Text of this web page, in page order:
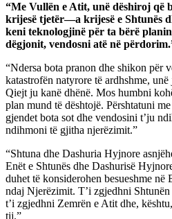
“Me Vullën e Atit, unë dëshiroj që
krijesë tjetër—a krijesë e Shtunës
keni teknologjinë për ta bërë
dëgjonit, vendosni atë në
“Ndersa bota pranon dhe shikon për
katastrofën natyrore të ardhshme,
Qiejt ju kanë dhënë. Mos humbni
plan mund të dështojë. Përshtatuni
gjendet bota sot dhe vendosini t’ju
ndihmoni të gjitha njerëzimit.”
“Shtuna dhe Dashuria Hyjnore
Enët e Shtunës dhe Dashurisë
duhet të konsiderohen besueshme në
ndaj Njerëzimit. T’i zgjedhni
t’i zgjedhni Zemrën e Atit dhe,
tij.”